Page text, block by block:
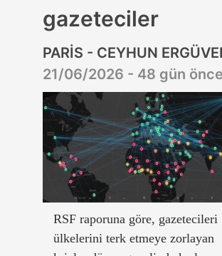
gazeteciler
PARİS - CEYHUN
21/06/2026 - 48 gün önce
RSF raporuna göre, gazetecileri
ülkelerini terk etmeye zorlayan